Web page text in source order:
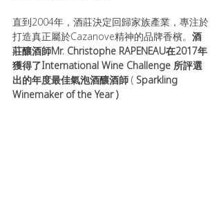
直到2004年，酒莊決定回歸家族產業，專注於
打造真正屬於Cazanove精神的品牌香檳。 酒
莊釀酒師Mr. Christophe RAPENEAU在2017年
獲得了International Wine Challenge 所評選
出的年度最佳氣泡酒釀酒師 ( Sparkling
Winemaker of the Year )